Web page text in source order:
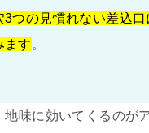
3つの見慣れない差込
ます 。
地味に効いてくるのが